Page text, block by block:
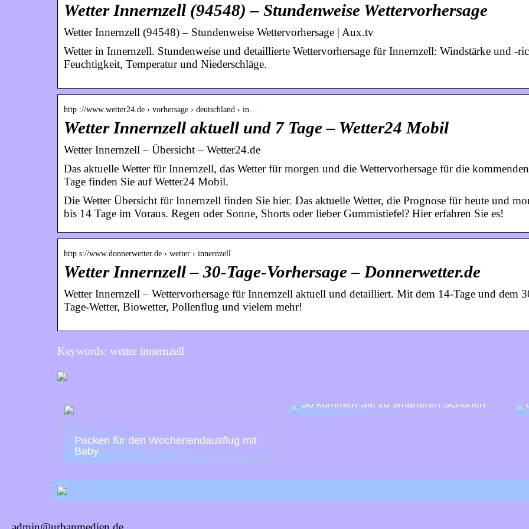
Wetter Innernzell (94548) – Stundenweise Wettervorhersage
Wetter Innernzell (94548) – Stundenweise Wettervorhersage | Aux.tv
Wetter in Innernzell. Stundenweise und detaillierte Wettervorhersage für Innernzell: Windstärke und -
Feuchtigkeit, Temperatur und Niederschläge.
http ://www.wetter24.de › vorhersage › deutschland › in…
Wetter Innernzell aktuell und 7 Tage – Wetter24 Mobil
Wetter Innernzell – Übersicht – Wetter24.de
Das aktuelle Wetter für Innernzell, das Wetter für morgen und die Wettervorhersage für die
Tage finden Sie auf Wetter24 Mobil.
Die Wetter Übersicht für Innernzell finden Sie hier. Das aktuelle Wetter, die Prognose für heute und
bis 14 Tage im Voraus. Regen oder Sonne, Shorts oder lieber Gummistiefel? Hier erfahren Sie es!
http s://www.donnerwetter.de › wetter › innernzell
Wetter Innernzell – 30-Tage-Vorhersage – Donnerwetter.de
Wetter Innernzell – Wettervorhersage für Innernzell aktuell und detailliert. Mit dem 14-Tage und dem
Tage-Wetter, Biowetter, Pollenflug und vielem mehr!
Keywords: wetter innernzell
Packen für den Wochenendausflug mit
Baby
So kommen Sie zu smarteren Schuhen